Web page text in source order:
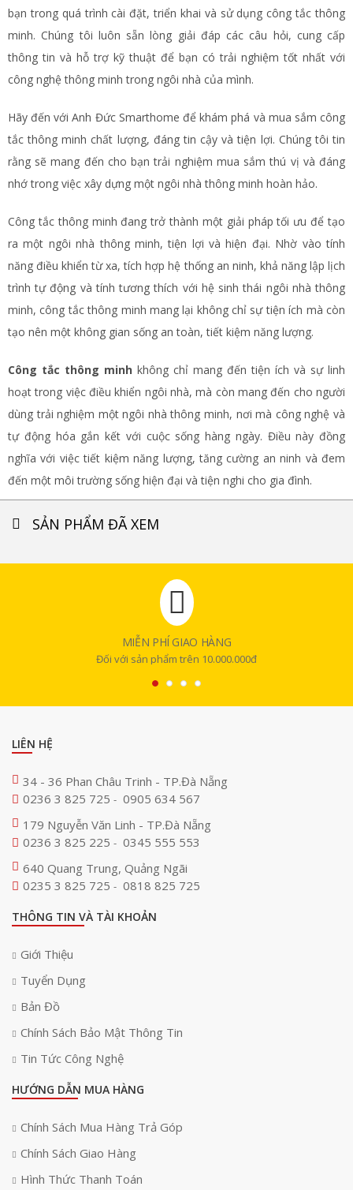
bạn trong quá trình cài đặt, triển khai và sử dụng công tắc thông
minh. Chúng tôi luôn sẵn lòng giải đáp các câu hỏi, cung cấp
thông tin và hỗ trợ kỹ thuật để bạn có trải nghiệm tốt nhất với
công nghệ thông minh trong ngôi nhà của mình.
Hãy đến với Anh Đức Smarthome để khám phá và mua sắm công
tắc thông minh chất lượng, đáng tin cậy và tiện lợi. Chúng tôi tin
rằng sẽ mang đến cho bạn trải nghiệm mua sắm thú vị và đáng
nhớ trong việc xây dựng một ngôi nhà thông minh hoàn hảo.
Công tắc thông minh đang trở thành một giải pháp tối ưu để tạo
ra một ngôi nhà thông minh, tiện lợi và hiện đại. Nhờ vào tính
năng điều khiển từ xa, tích hợp hệ thống an ninh, khả năng lập lịch
trình tự động và tính tương thích với hệ sinh thái ngôi nhà thông
minh, công tắc thông minh mang lại không chỉ sự tiện ích mà còn
tạo nên một không gian sống an toàn, tiết kiệm năng lượng.
Công tắc thông minh không chỉ mang đến tiện ích và sự linh
hoạt trong việc điều khiển ngôi nhà, mà còn mang đến cho người
dùng trải nghiệm một ngôi nhà thông minh, nơi mà công nghệ và
tự động hóa gắn kết với cuộc sống hàng ngày. Điều này đồng
nghĩa với việc tiết kiệm năng lượng, tăng cường an ninh và đem
đến một môi trường sống hiện đại và tiện nghi cho gia đình.
SẢN PHẨM ĐÃ XEM
MIỄN PHÍ GIAO HÀNG
Đối với sản phẩm trên 10.000.000đ
LIÊN HỆ
34 - 36 Phan Châu Trinh - TP.Đà Nẵng
0236 3 825 725 - 0905 634 567
179 Nguyễn Văn Linh - TP.Đà Nẵng
0236 3 825 225 - 0345 555 553
640 Quang Trung, Quảng Ngãi
0235 3 825 725 - 0818 825 725
THÔNG TIN VÀ TÀI KHOẢN
Giới Thiệu
Tuyển Dụng
Bản Đồ
Chính Sách Bảo Mật Thông Tin
Tin Tức Công Nghệ
HƯỚNG DẪN MUA HÀNG
Chính Sách Mua Hàng Trả Góp
Chính Sách Giao Hàng
Hình Thức Thanh Toán